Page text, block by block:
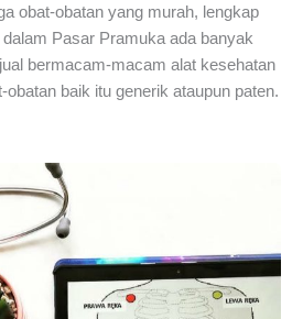
obat-obatan yang murah, lengkap
Pasar Pramuka ada banyak
bermacam-macam alat kesehatan
obatan baik itu generik ataupun paten.